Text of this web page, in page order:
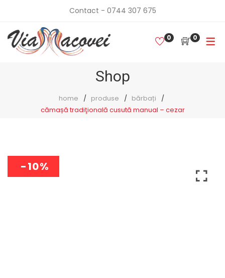
Contact - 0744 307 675
0 0
Shop
home produse
bărbați
cămașă tradiţională cusută manual – cezar
-10%